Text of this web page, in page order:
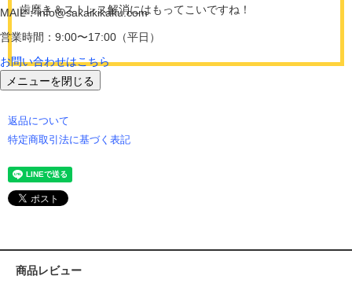
MAIL：info@sakaikikaku.com
営業時間：9:00〜17:00（平日）
お問い合わせはこちら
メニューを閉じる
歯磨き＆ストレス解消にはもってこいですね！
返品について
特定商取引法に基づく表記
商品レビュー